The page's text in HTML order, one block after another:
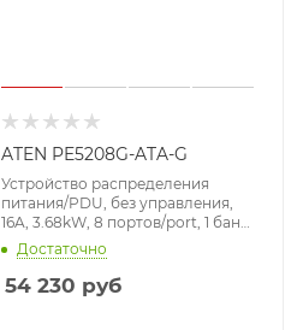
ATEN PE5208G-ATA-G
Устройство распределения
питания/PDU, без управления,
16A, 3.68kW, 8 портов/port, 1 банк,
IP доступ, ввод C20,
(7*C13+1*C19;монитор. V / A / кВт /
кВт·ч по устройству;без шнуров)
Достаточно
54 230 руб